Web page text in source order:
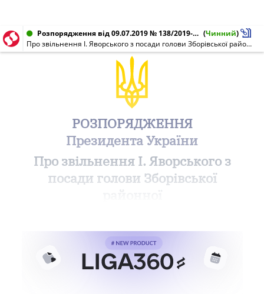
Розпорядження від 09.07.2019 № 138/2019-рп (Чинний)
Про звільнення І. Яворського з посади голови Зборівської районної державної адміністрації Тернопільської області
РОЗПОРЯДЖЕННЯ
Президента України
Про звільнення І. Яворського з
посади голови Зборівської